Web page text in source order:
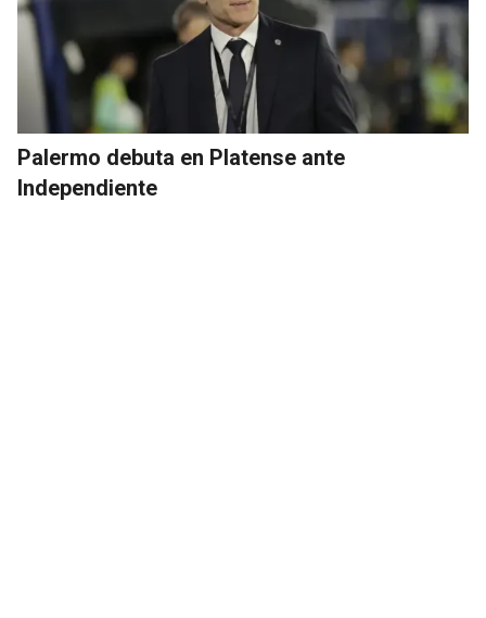
Palermo debuta en Platense ante
Independiente